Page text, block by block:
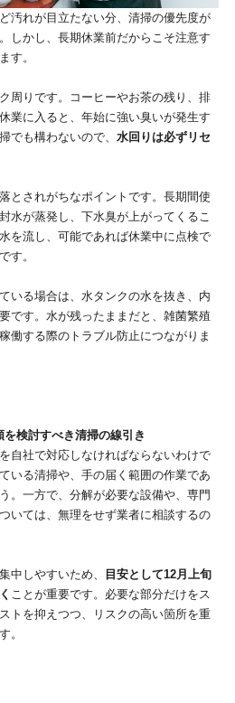
汚れが目立たない分、清掃の優先度が
しかし、長期休業前だからこそ注意す
す。
周りです。コーヒーやお茶の残り、排
業に入ると、年始に強い臭いが発生す
でも構わないので、 水回りは必ずリセ
とされがちなポイントです。長期間使
水が蒸発し、下水臭が上がってくるこ
を流し、可能であれば休業中に点検で
す。
いる場合は、水タンクの水を抜き、内
です。水が残ったままだと、雑菌繁殖
働する際のトラブル防止につながりま
検討すべき清掃の線引き
自社で対応しなければならないわけで
いる清掃や、手の届く範囲の作業であ
。一方で、分解が必要な設備や、専門
いては、無理をせず業者に相談するの
中しやすいため、
目安として12月上旬
ことが重要です。必要な部分だけをス
トを抑えつつ、リスクの高い箇所を重
。